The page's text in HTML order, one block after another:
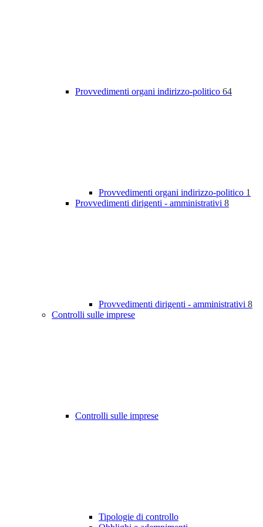
Provvedimenti organi indirizzo-politico 64
Provvedimenti organi indirizzo-politico 1
Provvedimenti dirigenti - amministrativi 8
Provvedimenti dirigenti - amministrativi 8
Controlli sulle imprese
Controlli sulle imprese
Tipologie di controllo